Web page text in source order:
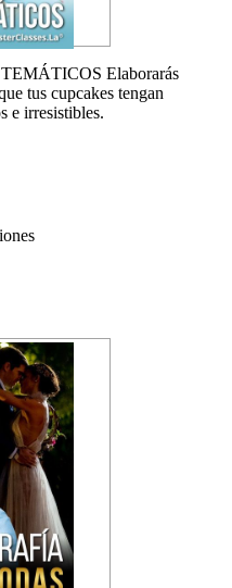
Elaborarás
tus cupcakes tengan
e irresistibles.